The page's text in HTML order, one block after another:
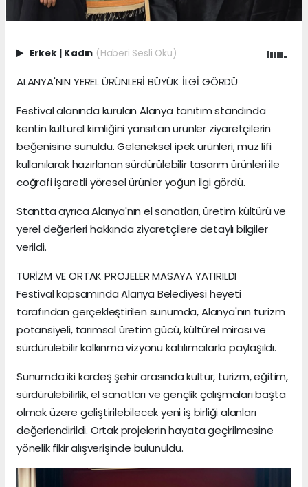
Erkek Kadın (Haberi Sesli Oku)
ALANYA'NIN YEREL ÜRÜNLERİ BÜYÜK İLGİ GÖRDÜ
Festival alanında kurulan Alanya tanıtım standında
kentin kültürel kimliğini yansıtan ürünler ziyaretçilerin
beğenisine sunuldu. Geleneksel ipek ürünleri, muz lifi
kullanılarak hazırlanan sürdürülebilir tasarım ürünleri ile
coğrafi işaretli yöresel ürünler yoğun ilgi gördü.
Stantta ayrıca Alanya'nın el sanatları, üretim kültürü ve
yerel değerleri hakkında ziyaretçilere detaylı bilgiler
verildi.
TURİZM VE ORTAK PROJELER MASAYA YATIRILDI
Festival kapsamında Alanya Belediyesi heyeti
tarafından gerçekleştirilen sunumda, Alanya'nın turizm
potansiyeli, tarımsal üretim gücü, kültürel mirası ve
sürdürülebilir kalkınma vizyonu katılımcılarla paylaşıldı.
Sunumda iki kardeş şehir arasında kültür, turizm, eğitim,
sürdürülebilirlik, el sanatları ve gençlik çalışmaları başta
olmak üzere geliştirilebilecek yeni iş birliği alanları
değerlendirildi. Ortak projelerin hayata geçirilmesine
yönelik fikir alışverişinde bulunuldu.